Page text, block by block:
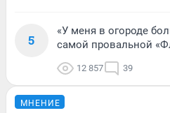
5
«У меня в огороде
самой провальной
12 857 39
МНЕНИЕ